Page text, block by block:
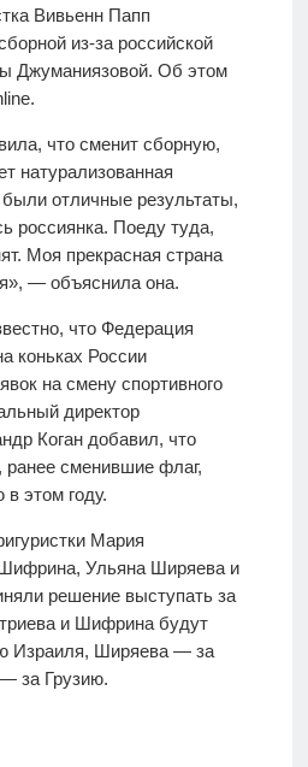
Вивьенн Папп
из-за российской
Джуманиязовой. Об этом
что сменит сборную,
натурализованная
отличные результаты,
россиянка. Поеду туда,
Моя прекрасная страна
— объяснила она.
что Федерация
коньках России
на смену спортивного
директор
Коган добавил, что
ранее сменившие флаг,
этом году.
Мария
Ульяна Ширяева и
решение выступать за
и Шифрина будут
Израиля, Ширяева — за
— за Грузию.